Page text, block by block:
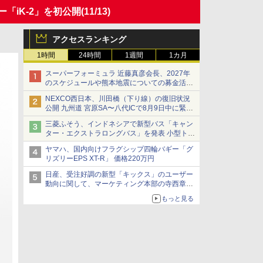
「iK-2」を初公開(11/13)
アクセスランキング
1時間 24時間 1週間 1カ月
スーパーフォーミュラ 近藤真彦会長、2027年
のスケジュールや熊本地震についての募金活動
を紹介
NEXCO西日本、川田橋（下り線）の復旧状況
公開 九州道 宮原SA〜八代ICで8月9日中に緊急
車両を通行可能に
三菱ふそう、インドネシアで新型バス「キャン
ター・エクストラロングバス」を発表 小型トラ
ックベースの観光・旅客輸送向けバス
ヤマハ、国内向けフラグシップ四輪バギー「グ
リズリーEPS XT-R」 価格220万円
日産、受注好調の新型「キックス」のユーザー
動向に関して、マーケティング本部の寺西章氏
もっと見る